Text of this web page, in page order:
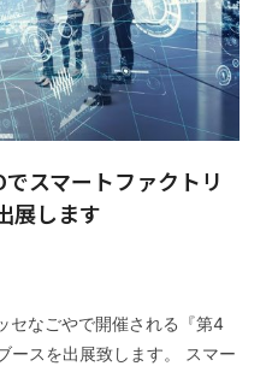
スマートファクトリ
展します
セなごやで開催される『第4
ースを出展致します。 スマー